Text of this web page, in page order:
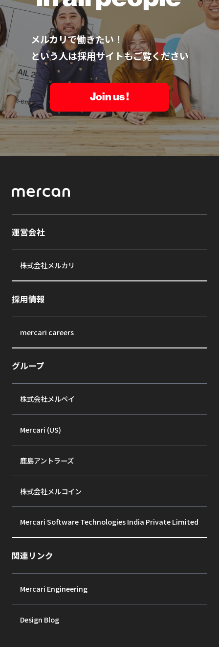
メルカリで働きたい！
という人は採用サイトもご覧ください
Join us !
運営会社
株式会社メルカリ
採用情報
mercari careers
グループ
株式会社メルペイ
Mercari (US)
鹿島アントラーズ
株式会社メルコイン
Mercari Software Technologies India Private Limited
関連リンク
Mercari Engineering
Design Blog